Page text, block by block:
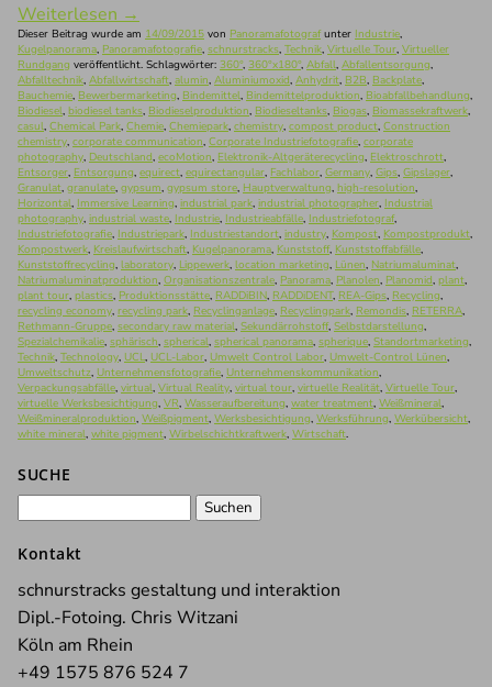
Weiterlesen →
Dieser Beitrag wurde am 14/09/2015 von Panoramafotografunter Industrie,
Kugelpanorama, Panoramafotografie, schnurstracks, Technik, Virtuelle Tour, Virtueller
Rundgang veröffentlicht. Schlagwörter: 360°, 360°x180°, Abfall, Abfallentsorgung,
Abfalltechnik, Abfallwirtschaft, alumin, Aluminiumoxid, Anhydrit, B2B, Backplate,
Bauchemie, Bewerbermarketing, Bindemittel, Bindemittelproduktion, Bioabfallbehandlung,
Biodiesel, biodiesel tanks, Biodieselproduktion, Biodieseltanks, Biogas, Biomassekraftwerk,
casul, Chemical Park, Chemie, Chemiepark, chemistry, compost product, Construction
chemistry, corporate communication, Corporate Industriefotografie, corporate
photography, Deutschland, ecoMotion, Elektronik-Altgeräterecycling, Elektroschrott,
Entsorger, Entsorgung, equirect, equirectangular, Fachlabor, Germany, Gips, Gipslager,
Granulat, granulate, gypsum, gypsum store, Hauptverwaltung, high-resolution,
Horizontal, Immersive Learning, industrial park, industrial photographer, Industrial
photography, industrial waste, Industrie, Industrieabfälle, Industriefotograf,
Industriefotografie, Industriepark, Industriestandort, industry, Kompost, Kompostprodukt,
Kompostwerk, Kreislaufwirtschaft, Kugelpanorama, Kunststoff, Kunststoffabfälle,
Kunststoffrecycling, laboratory, Lippewerk, location marketing, Lünen, Natriumaluminat,
Natriumaluminatproduktion, Organisationszentrale, Panorama, Planolen, Planomid, plant,
plant tour, plastics, Produktionsstätte, RADDiBIN, RADDiDENT, REA-Gips, Recycling,
recycling economy, recycling park, Recyclinganlage, Recyclingpark, Remondis, RETERRA,
Rethmann-Gruppe, secondary raw material, Sekundärrohstoff, Selbstdarstellung,
Spezialchemikalie, sphärisch, spherical, spherical panorama, spherique, Standortmarketing,
Technik, Technology, UCL, UCL-Labor, Umwelt Control Labor, Umwelt-Control Lünen,
Umweltschutz, Unternehmensfotografie, Unternehmenskommunikation,
Verpackungsabfälle, virtual, Virtual Reality, virtual tour, virtuelle Realität, Virtuelle Tour,
virtuelle Werksbesichtigung, VR, Wasseraufbereitung, water treatment, Weißmineral,
Weißmineralproduktion, Weißpigment, Werksbesichtigung, Werksführung, Werkübersicht,
white mineral, white pigment, Wirbelschichtkraftwerk, Wirtschaft.
SUCHE
Kontakt
schnurstracks gestaltung und interaktion
Dipl.-Fotoing. Chris Witzani
Köln am Rhein
+49 1575 876 524 7